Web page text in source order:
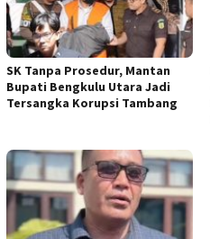
SK Tanpa Prosedur, Mantan
Bupati Bengkulu Utara Jadi
Tersangka Korupsi Tambang